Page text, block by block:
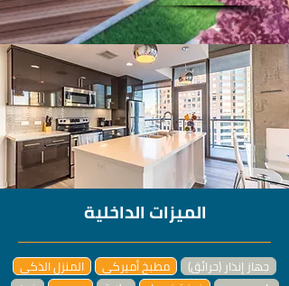
الميزات الداخلية
المنزل الذكي مطبخ أميركي
جهاز إنذار (حرائق)